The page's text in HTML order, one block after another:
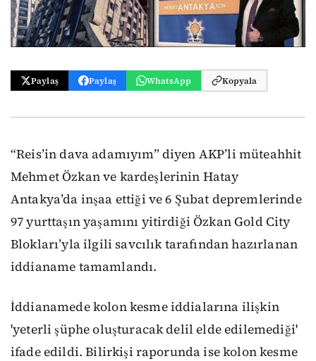
Paylaş Paylaş WhatsApp Kopyala
“Reis’in dava adamıyım” diyen AKP’li müteahhit
Mehmet Özkan ve kardeşlerinin Hatay
Antakya’da inşaa ettiği ve 6 Şubat depremlerinde
97 yurttaşın yaşamını yitirdiği Özkan Gold City
Blokları’yla ilgili savcılık tarafından hazırlanan
iddianame tamamlandı.
İddianamede kolon kesme iddialarına ilişkin
'yeterli şüphe oluşturacak delil elde edilemediği'
ifade edildi. Bilirkişi raporunda ise kolon kesme